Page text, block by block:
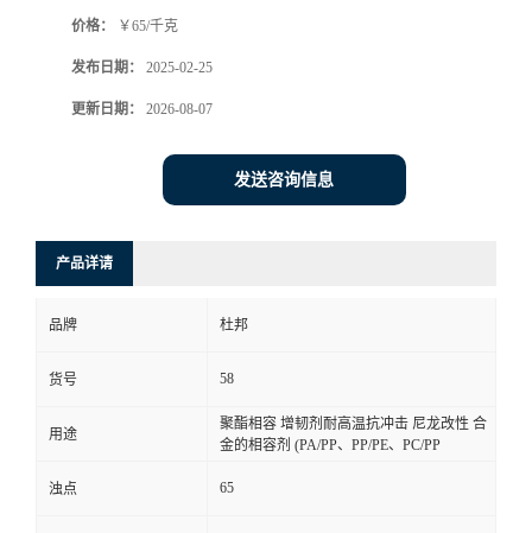
价格： ￥65/千克
发布日期： 2025-02-25
更新日期： 2026-08-07
发送咨询信息
产品详请
品牌 杜邦
货号 58
用途
聚酯相容 增韧剂耐高温抗冲击 尼龙改性 合
金的相容剂 (PA/PP、PP/PE、PC/PP
浊点 65